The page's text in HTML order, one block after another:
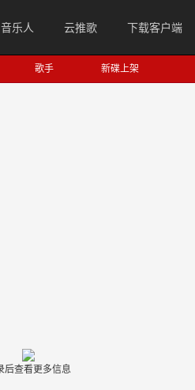
音乐人 云推歌 下载客户端
歌手 新碟上架